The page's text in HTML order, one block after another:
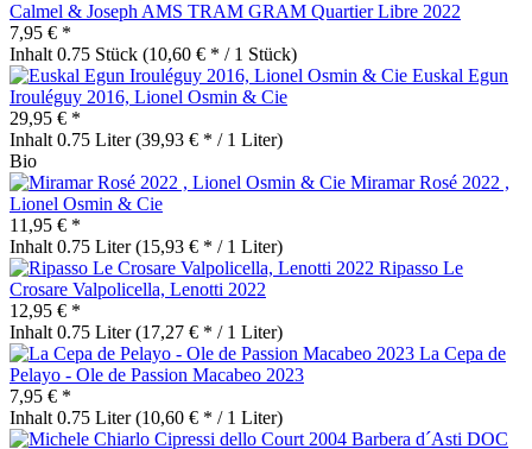
Calmel & Joseph AMS TRAM GRAM Quartier Libre 2022
7,95 € *
Inhalt 0.75 Stück (10,60 € * / 1 Stück)
Euskal Egun
Irouléguy 2016, Lionel Osmin & Cie
29,95 € *
Inhalt 0.75 Liter(39,93 € * / 1 Liter)
Bio
Miramar Rosé 2022 ,
Lionel Osmin & Cie
11,95 € *
Inhalt 0.75 Liter(15,93 € * / 1 Liter)
Ripasso Le
Crosare Valpolicella, Lenotti 2022
12,95 € *
Inhalt 0.75 Liter(17,27 € * / 1 Liter)
La Cepa de
Pelayo - Ole de Passion Macabeo 2023
7,95 € *
Inhalt 0.75 Liter(10,60 € * / 1 Liter)